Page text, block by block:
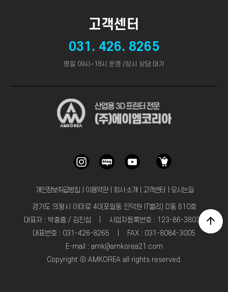
고객센터
031. 426. 8265
평일 09시~18시 운영 /상시 상담 대기
개인정보취급방침｜ 이용약관｜ 회사 소개 고객센터 오시는길
경기도 의왕시 이미로 40(포일동 인덕원 IT밸리) D동 610호
대표자 : 박충흠 / 김진섭 | 사업자등록번호 : 123-86-38031
대표번호 : 031-426-8265 | FAX : 031-8084-3005
E-mail : amk@amkorea21.com
Copyright ⓒ AMKOREA all rights reserved.